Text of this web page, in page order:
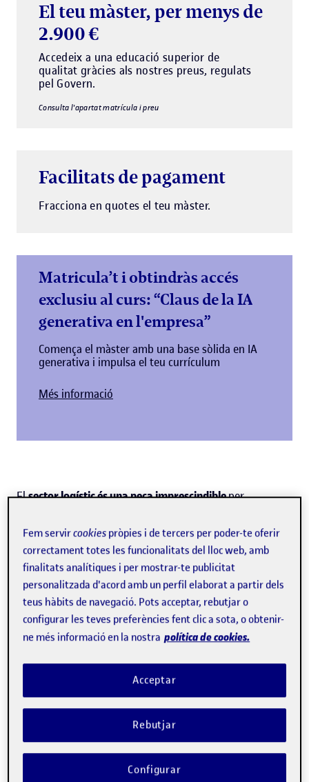
El teu màster, per menys de
2.900 €
Accedeix a una educació superior de
qualitat gràcies als nostres preus, regulats
pel Govern.
Consulta l'apartat matrícula i preu
Facilitats de pagament
Fracciona en quotes el teu màster.
Matricula’t i obtindràs accés
exclusiu al curs: “Claus de la IA
generativa en l'empresa”
Comença el màster amb una base sòlida en IA
generativa i impulsa el teu currículum
Més informació
Elsector logístic és una peça imprescindibleper
productius moderns, sent en si mateix un gran
generador d'ocupació . A aquest fet, s'hi suma la
rellevància que va adquirint en la relació directa amb els
consumidors finals, degut a la transformació digital de
l'economia, que està experimentant creixements
lliurament de darrera milla a domicili, i que comporta la
redefinició de les cadenes de subministrament globals i la
cerca de la màxima eficiència en la ubicació i gestió de les
infraestructures logístiques dels grans operadors.
Fem servircookies pròpies i de tercers per poder-te oferir
correctament totes les funcionalitats del lloc web, amb
finalitats analítiques i per mostrar-te publicitat
personalitzada d'acord amb un perfil elaborat a partir dels
teus hàbits de navegació. Pots acceptar, rebutjar o
configurar les teves preferències fent clic a sota, o obtenir-
ne més informació en la nostra política de cookies.
Rebutjar
Acceptar
Configurar